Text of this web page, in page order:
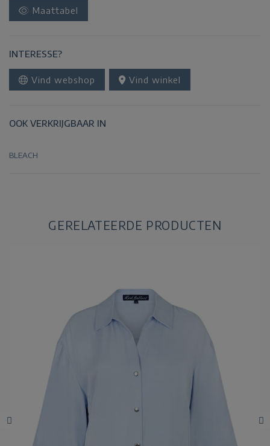
Maattabel
INTERESSE?
Vind webshop Vind winkel
OOK VERKRIJGBAAR IN
BLEACH
GERELATEERDE PRODUCTEN